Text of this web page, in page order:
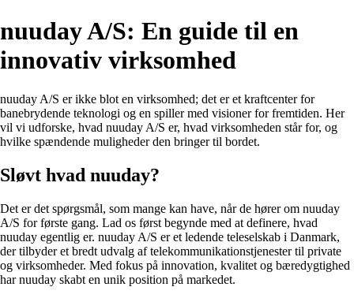
nuuday A/S: En guide til en
innovativ virksomhed
nuuday A/S er ikke blot en virksomhed; det er et kraftcenter for
banebrydende teknologi og en spiller med visioner for fremtiden. Her
vil vi udforske, hvad nuuday A/S er, hvad virksomheden står for, og
hvilke spændende muligheder den bringer til bordet.
Sløvt hvad nuuday?
Det er det spørgsmål, som mange kan have, når de hører om nuuday
A/S for første gang. Lad os først begynde med at definere, hvad
nuuday egentlig er. nuuday A/S er et ledende teleselskab i Danmark,
der tilbyder et bredt udvalg af telekommunikationstjenester til private
og virksomheder. Med fokus på innovation, kvalitet og bæredygtighed
har nuuday skabt en unik position på markedet.